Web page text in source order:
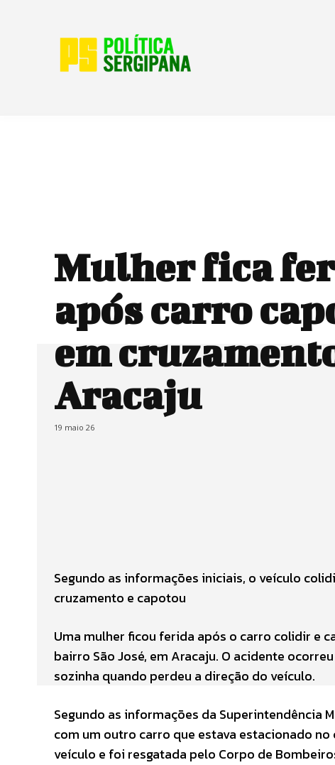
Mulher fica
após carro
em
Aracaju
19 maio 26
Segundo as informações iniciais, o veículo
cruzamento e capotou
Uma mulher ficou ferida após o carro colidir e
bairro São José, em Aracaju. O acidente
sozinha quando perdeu a direção do veículo.
Segundo as informações da Superintendência
com um outro carro que estava estacionado
veículo e foi resgatada pelo Corpo de